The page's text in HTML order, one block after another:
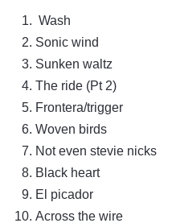
Wash
Sonic wind
Sunken waltz
The ride (Pt 2)
Frontera/trigger
Woven birds
Not even stevie nicks
Black heart
El picador
Across the wire